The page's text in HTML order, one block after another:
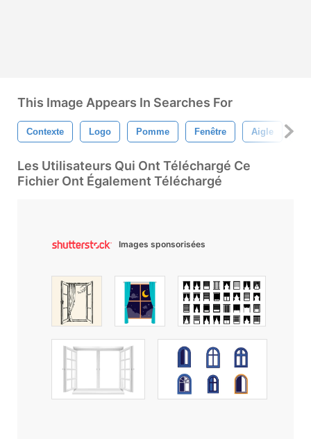
This Image Appears In Searches For
Contexte Logo Pomme Fenêtre Aigle
Les Utilisateurs Qui Ont Téléchargé Ce
Fichier Ont Également Téléchargé
Images sponsorisées